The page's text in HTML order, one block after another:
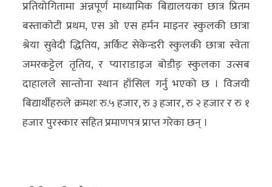
प्रतियोगितामा अन्नपूर्ण माध्यामिक बिद्यालयका छात्र प्रितम
बस्ताकोटी प्रथम, एस ओ एस हर्मन माइनर स्कुलकी छात्रा
श्रेया सुवेदी द्धितिय, अर्किट सेकेन्डरी स्कुलकी छात्रा स्वेता
जमरकट्टेल तृतिय, र प्याराडाइज बोडीङ् स्कुलका उत्सब
दाहालले सान्तोना स्थान हाँसिल गर्नु भएको छ । विजयी
बिद्यार्थीहरुले क्रमशः रु.५ हजार, रु ३ हजार, रु २ हजार र रु १
हजार पुरस्कार सहित प्रमाणपत्र प्राप्त गरेका छन् ।